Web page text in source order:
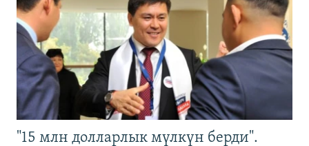
"15 млн долларлык мүлкүн берди".